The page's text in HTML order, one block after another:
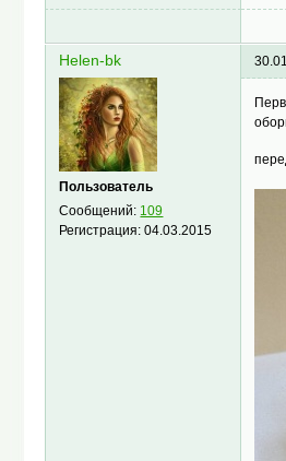
Helen-bk
Пользователь
Сообщений: 109
Регистрация:04.03.2015